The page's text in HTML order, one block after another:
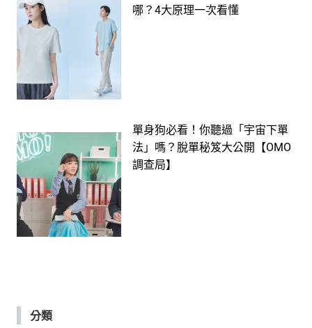
哪？4大原理一次看懂
單身狗必看！你聽過「宇宙下單
法」嗎？脫單秘笈大公開【OMO
調查局】
分類